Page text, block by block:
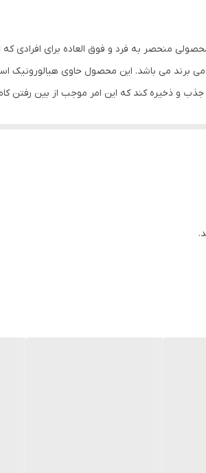
منحصر به فرد و فوق العاده برای
برند می باشد. این محصول حاوی هیالورونیک
جذب و ذخیره کند که این امر موجب از بین